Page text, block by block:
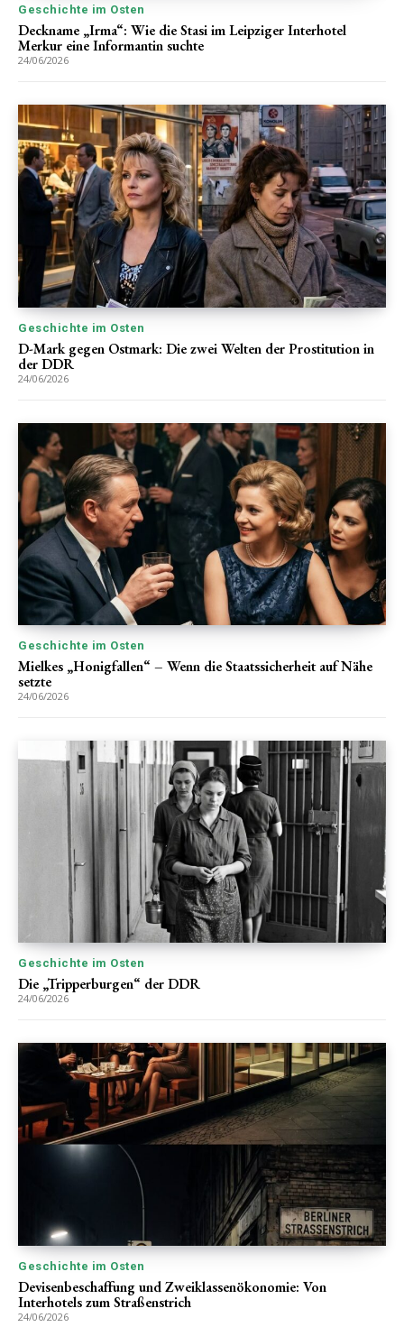
Geschichte im Osten
Deckname „Irma“: Wie die Stasi im Leipziger Interhotel
Merkur eine Informantin suchte
24/06/2026
Geschichte im Osten
D-Mark gegen Ostmark: Die zwei Welten der Prostitution in
der DDR
24/06/2026
Geschichte im Osten
Mielkes „Honigfallen“ – Wenn die Staatssicherheit auf Nähe
setzte
24/06/2026
Geschichte im Osten
Die „Tripperburgen“ der DDR
24/06/2026
Geschichte im Osten
Devisenbeschaffung und Zweiklassenökonomie: Von
Interhotels zum Straßenstrich
24/06/2026